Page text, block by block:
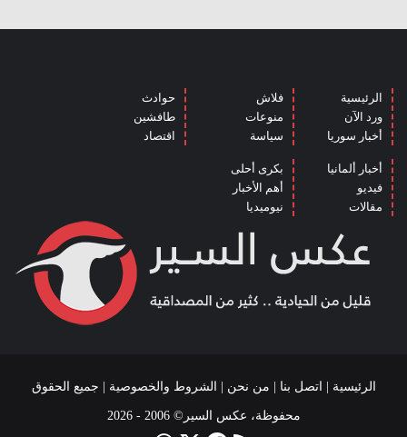
الرئيسية
ورد الآن
أخبار سوريا
فلاش
منوعات
سياسة
حوادث
طافشين
اقتصاد
أخبار ألمانيا
فيديو
مقالات
بكرى أحلى
أهم الأخبار
نيوميديا
الرئيسية اتصل بنا من نحن الشروط والخصوصية | جميع الحقوق
محفوظة، عكس السير© 2006 - 2026